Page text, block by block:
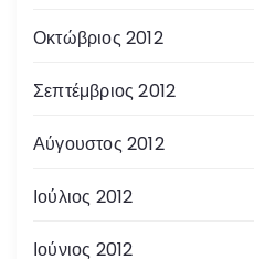
Οκτώβριος 2012
Σεπτέμβριος 2012
Αύγουστος 2012
Ιούλιος 2012
Ιούνιος 2012